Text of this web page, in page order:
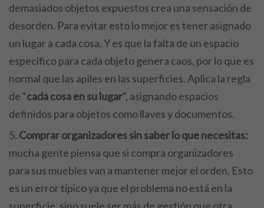
demasiados objetos expuestos crea una sensación de
desorden. Para evitar esto lo mejor es tener asignado
un lugar a cada cosa. Y es que la falta de un espacio
específico para cada objeto genera caos, por lo que es
normal que las apiles en las superficies. Aplica la regla
de “cada cosa en su lugar“, asignando espacios
definidos para objetos como llaves y documentos.
Comprar organizadores sin saber lo que necesitas:
mucha gente piensa que si compra organizadores
para sus muebles van a mantener mejor el orden. Esto
es un error típico ya que el problema no está en la